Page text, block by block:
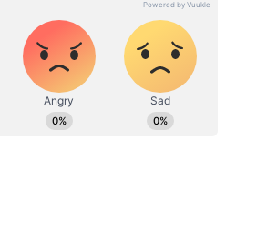
এই দুদিন ভুল করেও
জ্বালাবেন না ধূপকাঠি, এক মাসের
মধ্যে হয়ে যাবে চরম আর্থিক ক্ষতি